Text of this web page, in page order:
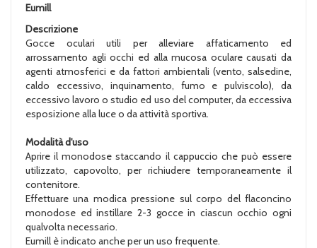
Eumill
Descrizione
Gocce oculari utili per alleviare affaticamento ed
arrossamento agli occhi ed alla mucosa oculare causati da
agenti atmosferici e da fattori ambientali (vento, salsedine,
caldo eccessivo, inquinamento, fumo e pulviscolo), da
eccessivo lavoro o studio ed uso del computer, da eccessiva
esposizione alla luce o da attività sportiva.
Modalità d'uso
Aprire il monodose staccando il cappuccio che può essere
utilizzato, capovolto, per richiudere temporaneamente il
contenitore.
Effettuare una modica pressione sul corpo del flaconcino
monodose ed instillare 2-3 gocce in ciascun occhio ogni
qualvolta necessario.
Eumill è indicato anche per un uso frequente.